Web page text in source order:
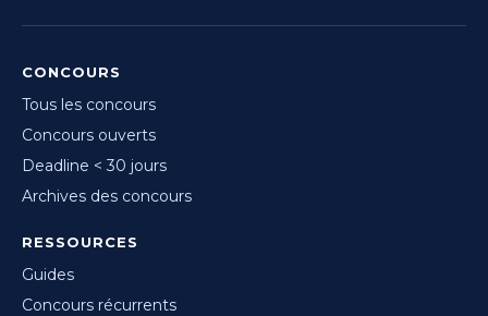
CONCOURS
Tous les concours
Concours ouverts
Deadline < 30 jours
Archives des concours
RESSOURCES
Guides
Concours récurrents